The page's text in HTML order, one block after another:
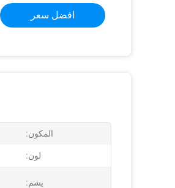
افضل سعر
المكون:
لون:
يشم: